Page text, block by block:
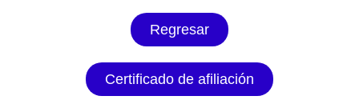
Regresar
Certificado de afiliación